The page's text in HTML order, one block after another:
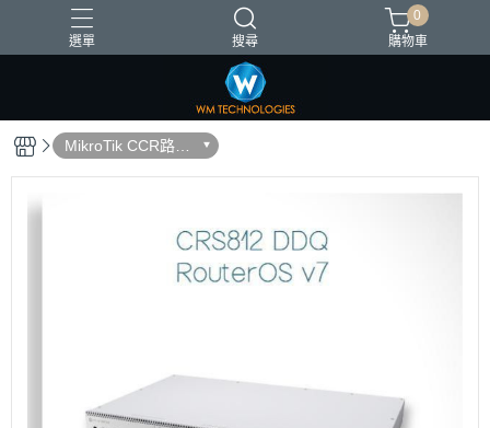
選單 搜尋
台灣製造
0
購物車
MikroTik CCR路由
器(L6)